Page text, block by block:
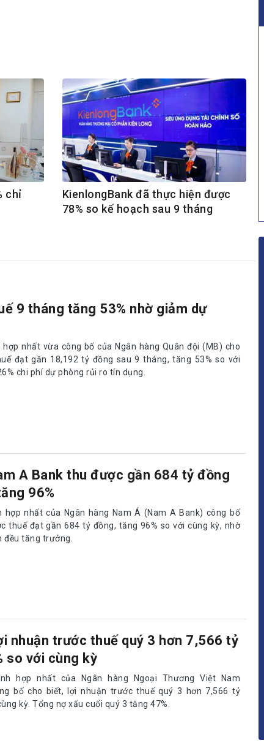
TUYỂN DỤNG
chỉ
KienlongBank đã thực hiện được
78% so kế hoạch sau 9 tháng
9 tháng tăng 53% nhờ giảm dự
nhất vừa công bố của Ngân hàng Quân đội (MB) cho
đạt gần 18,192 tỷ đồng sau 9 tháng, tăng 53% so với
chi phí dự phòng rủi ro tín dụng.
A Bank thu được gần 684 tỷ đồng
96%
hợp nhất của Ngân hàng Nam Á (Nam A Bank) công bố
thuế đạt gần 684 tỷ đồng, tăng 96% so với cùng kỳ, nhờ
tăng trưởng.
nhuận trước thuế quý 3 hơn 7,566 tỷ
so với cùng kỳ
hợp nhất của Ngân hàng Ngoại Thương Việt Nam
bố cho biết, lợi nhuận trước thuế quý 3 hơn 7,566 tỷ
kỳ. Tổng nợ xấu cuối quý 3 tăng 47%.